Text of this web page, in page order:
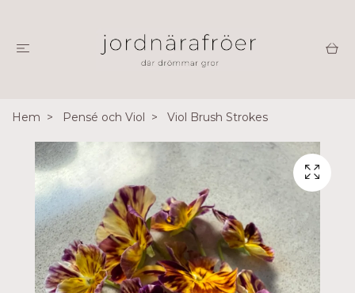
Hem Pensé och Viol Viol Brush Strokes